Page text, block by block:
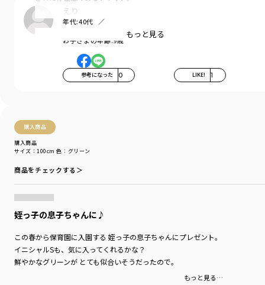
えり
年代:40代
女の子
お子さまの年齢:9歳
参考になった 0 LIKE! 1
購入商品
購入商品
サイズ：100cm 色：グリーン
商品をチェックする＞
姪っ子の息子ちゃんに♪
この春から保育園に入園する 姪っ子の息子ちゃんにプレゼント。
イニシャルSも、気に入ってくれるかな？
鮮やかなグリーンが とても似合いそうだったので。
もっと見る…
インパクトのあるプリントながら、
身生地のカラーリングと文字のバランスが〇
一枚で着るのはもちろん、
シャツなどのインナーとして
ちら見せさせるのもオススメです。
身幅にゆとりをもたせたサイズ感になっており、
少し丈が短いので大きめサイズの着用で
ルーズに着こなすのもおしゃれ上級者に〇
「吸汗性」にすぐれ「肌ざわりが良い」
生地を使用しています。
糸が太めで丈夫・型崩れしにくい
お洗濯にもぴったりの素材です。
-----
もっと見る